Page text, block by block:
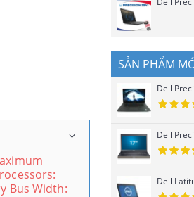
Bus Width:
SẢN PHẨM
Dell
Dell